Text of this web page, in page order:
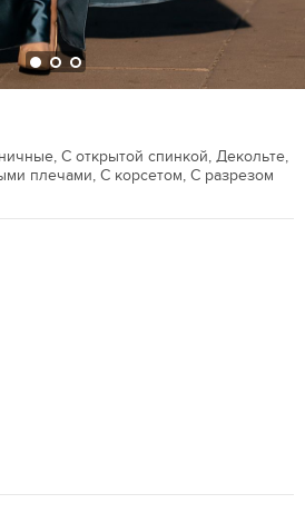
С открытой спинкой, Декольте,
плечами, С корсетом, С разрезом